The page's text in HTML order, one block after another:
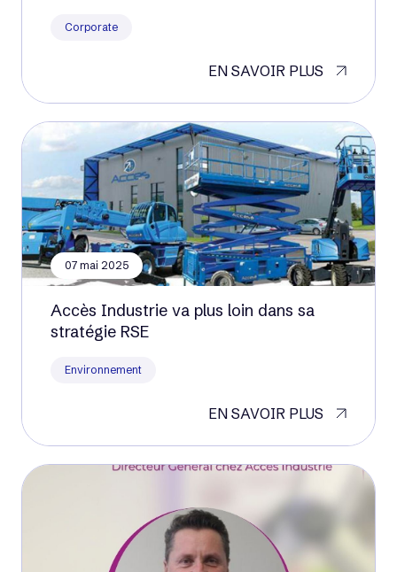
Corporate
EN SAVOIR PLUS
07 mai 2025
Accès Industrie va plus loin dans sa
stratégie RSE
Environnement
EN SAVOIR PLUS